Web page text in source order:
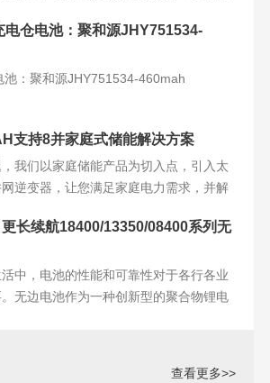
电仓电池：聚和源JHY751534-
池：聚和源JHY751534-460mah
支持8并家庭式储能解决方案
我们以家庭储能产品为切入点，引入太
逆变器，让您满足家庭电力需求，并解
长续航18400/13350/08400系列无
中，电池的性能和可靠性对于各行各业
无边电池作为一种创新型的聚合物锂电
查看更多>>